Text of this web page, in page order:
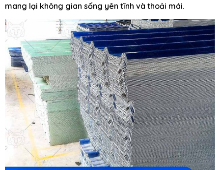
mang lại không gian sống yên tĩnh và thoải mái.